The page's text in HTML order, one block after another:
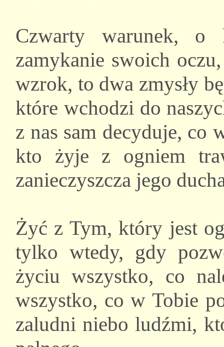
Czwarty warunek,
zamykanie swoich
wzrok, to dwa zmysły
które wchodzi do
z nas sam decyduje, co
kto żyje z ogniem
zanieczyszcza jego
Żyć z Tym, który jest
tylko wtedy, gdy
życiu wszystko, co
wszystko, co w Tobie
zaludni niebo ludźmi,